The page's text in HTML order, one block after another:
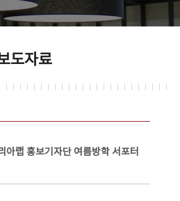
도자료
아랩 홍보기자단 여름방학 서포터